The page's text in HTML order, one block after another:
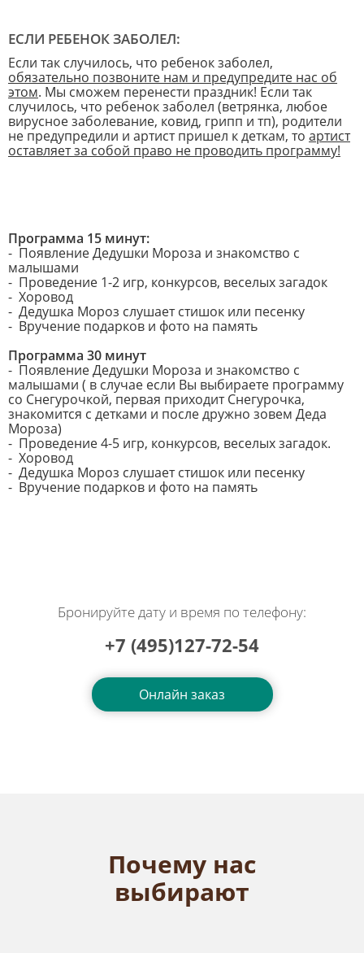
ЕСЛИ РЕБЕНОК ЗАБОЛЕЛ:
Если так случилось, что ребенок заболел,
обязательно позвоните нам и предупредите нас об
этом. Мы сможем перенести праздник! Если так
случилось, что ребенок заболел (ветрянка, любое
вирусное заболевание, ковид, грипп и тп), родители
не предупредили и артист пришел к деткам, то артист
оставляет за собой право не проводить программу!
Программа 15 минут:
- Появление Дедушки Мороза и знакомство с
малышами
- Проведение 1-2 игр, конкурсов, веселых загадок
- Хоровод
- Дедушка Мороз слушает стишок или песенку
- Вручение подарков и фото на память
Программа 30 минут
- Появление Дедушки Мороза и знакомство с
малышами ( в случае если Вы выбираете программу
со Снегурочкой, первая приходит Снегурочка,
знакомится с детками и после дружно зовем Деда
Мороза)
- Проведение 4-5 игр, конкурсов, веселых загадок.
- Хоровод
- Дедушка Мороз слушает стишок или песенку
- Вручение подарков и фото на память
Бронируйте дату и время по телефону:
+7 (495)127-72-54
Онлайн заказ
Почему нас
выбирают